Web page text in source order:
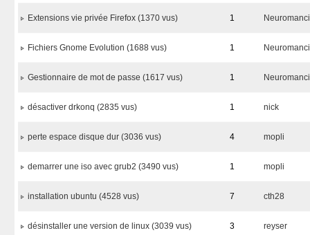
Extensions vie privée Firefox (1370 vus) 1
Fichiers Gnome Evolution (1688 vus) 1
Gestionnaire de mot de passe (1617 vus) 1
désactiver drkonq (2835 vus) 1 nick
perte espace disque dur (3036 vus) 4 mopli
demarrer une iso avec grub2 (3490 vus) 1 mopli
installation ubuntu (4528 vus) 7 cth28
désinstaller une version de linux (3039 vus) 3 reyser